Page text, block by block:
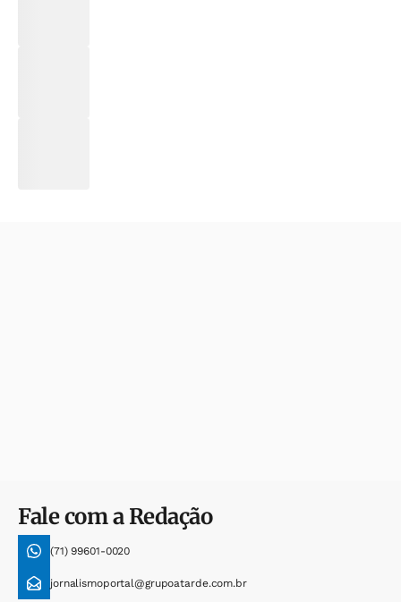
Fale com a Redação
(71) 99601-0020
jornalismoportal@grupoatarde.com.br